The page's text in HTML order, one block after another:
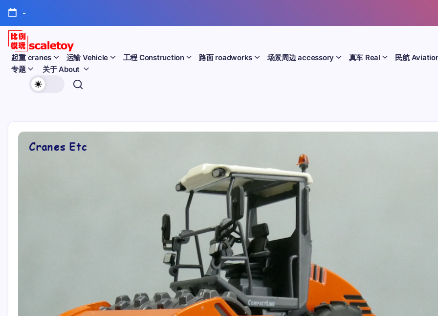
正
-
比
例
玩
起重 cranes 运输 Vehicle 工程 Construction 路面 roadworks 场景周边 accessory 真车 Real
民航
专题
关于 About
比